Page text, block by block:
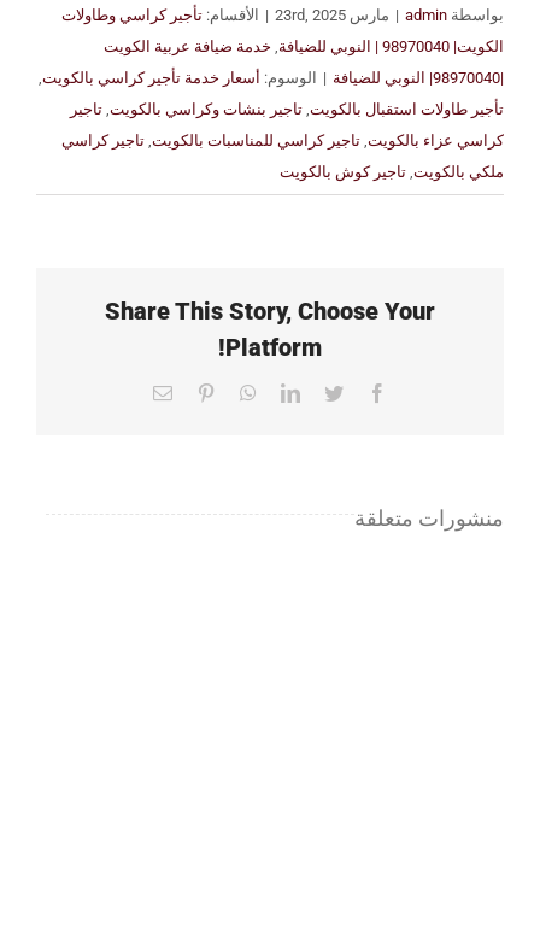
بواسطة admin
| مارس 23rd, 2025 | الأقسام: تأجير كراسي وطاولات
الكويت| 98970040 | النوبي للضيافة
, خدمة ضيافة عربية الكويت
|98970040| النوبي للضيافة
| الوسوم: أسعار خدمة تأجير كراسي بالكويت,
تأجير طاولات استقبال بالكويت, تاجير بنشات وكراسي بالكويت, تاجير
كراسي عزاء بالكويت, تاجير كراسي للمناسبات بالكويت, تاجير كراسي
ملكي بالكويت, تاجير كوش بالكويت
Share This Story, Choose Your
Platform!
Facebook
Twitter
LinkedIn
WhatsApp
Pinterest
Email
منشورات متعلقة